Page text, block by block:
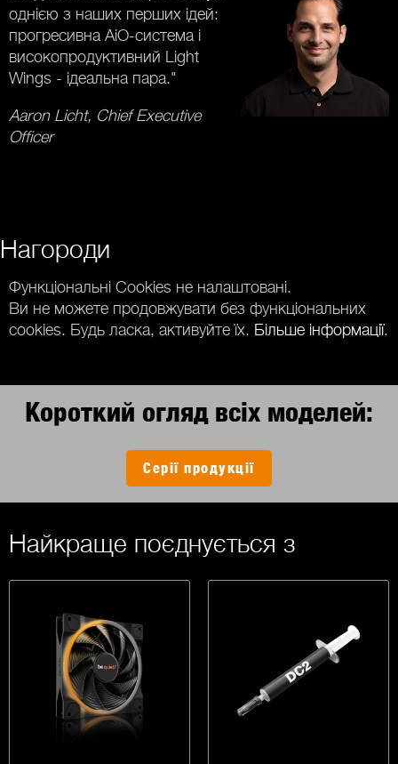
однією з наших перших ідей:
прогресивна AiO-система і
високопродуктивний Light
Wings - ідеальна пара."
Aaron Licht, Chief Executive
Officer
Нагороди
Функціональні Cookies не налаштовані.
Ви не можете продовжувати без функціональних
cookies. Будь ласка, активуйте їх. Більше інформації.
Короткий огляд всіх моделей:
Серії продукції
Найкраще поєднується з